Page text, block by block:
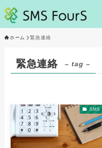
ホーム 緊急連絡
緊急連絡 – tag –
SMS